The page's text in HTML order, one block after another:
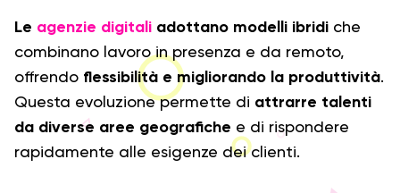
Le agenzie digitali adottano modelli ibridi che
combinano lavoro in presenza e da remoto,
offrendo flessibilità e migliorando la produttività.
Questa evoluzione permette di attrarre talenti
da diverse aree geografiche e di rispondere
rapidamente alle esigenze dei clienti.